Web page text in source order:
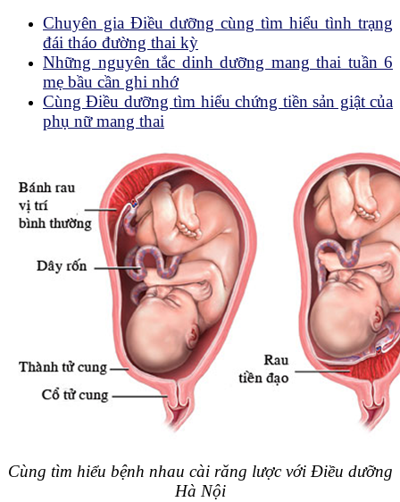
Chuyên gia Điều dưỡng cùng tìm hiểu tình trạng
đái tháo đường thai kỳ
Những nguyên tắc dinh dưỡng mang thai tuần 6
mẹ bầu cần ghi nhớ
Cùng Điều dưỡng tìm hiểu chứng tiền sản giật của
phụ nữ mang thai
Cùng tìm hiểu bệnh nhau cài răng lược với Điều dưỡng
Hà Nội